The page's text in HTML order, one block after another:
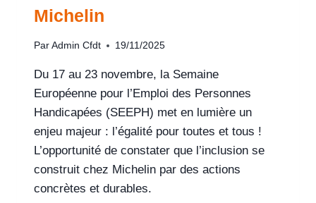
Michelin
Par Admin Cfdt 19/11/2025
Du 17 au 23 novembre, la Semaine
Européenne pour l’Emploi des Personnes
Handicapées (SEEPH) met en lumière un
enjeu majeur : l’égalité pour toutes et tous !
L’opportunité de constater que l’inclusion se
construit chez Michelin par des actions
concrètes et durables.